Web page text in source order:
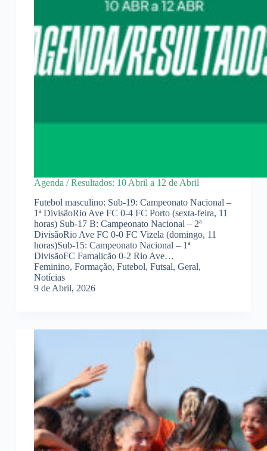
Agenda / Resultados: 10 Abril a 12 de Abril
Futebol masculino: Sub-19: Campeonato Nacional –
1ª DivisãoRio Ave FC 0-4 FC Porto (sexta-feira, 11
horas) Sub-17 B: Campeonato Nacional – 2ª
DivisãoRio Ave FC 0-0 FC Vizela (domingo, 11
horas)Sub-15: Campeonato Nacional – 1ª
DivisãoFC Famalicão 0-2 Rio Ave…
Feminino, Formação, Futebol, Futsal, Geral,
Notícias
9 de Abril, 2026